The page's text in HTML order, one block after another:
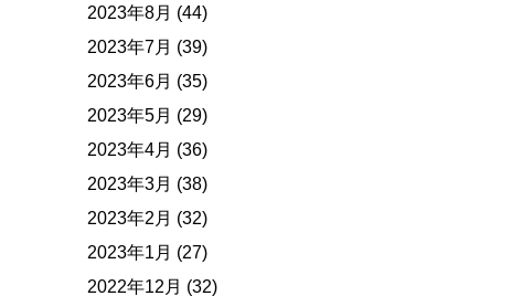
2023年8月 (44)
2023年7月 (39)
2023年6月 (35)
2023年5月 (29)
2023年4月 (36)
2023年3月 (38)
2023年2月 (32)
2023年1月 (27)
2022年12月 (32)